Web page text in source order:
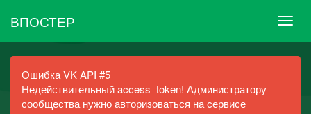
ВПОСТЕР
Ошибка VK API #5
Недействительный access_token! Администратору
сообщества нужно авторизоваться на сервисе